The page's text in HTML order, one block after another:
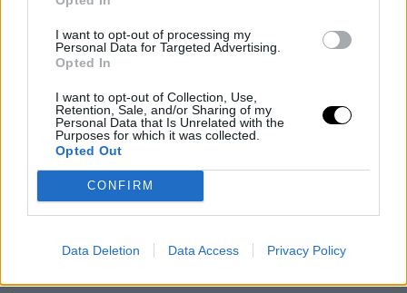
I want to opt-out of processing my
Personal Data for Targeted Advertising.
Opted In
I want to opt-out of Collection, Use,
Retention, Sale, and/or Sharing of my
Personal Data that Is Unrelated with the
Purposes for which it was collected.
Opted Out
CONFIRM
Data Deletion Data Access Privacy Policy